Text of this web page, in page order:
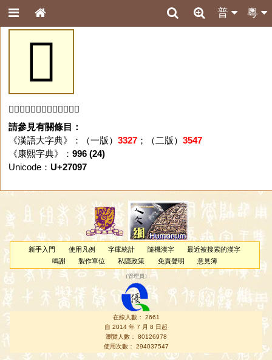
粵
普
𧂗
「𧂗」字未收錄於本資料庫。
請參見有關條目：
《漢語大字典》：（一版） 3327；（二版） 3547
《康熙字典》： 996 (24)
Unicode： U+27097
新手入門 使用凡例 字庫統計 隨機漢字
最近被搜索的漢字
鳴謝
製作單位 私隱政策 免責聲明 意見簿
（管理員 ）
在線人數： 2661
自 2014 年 7 月 8 日起
瀏覽人數： 80126978
使用次數： 294037547